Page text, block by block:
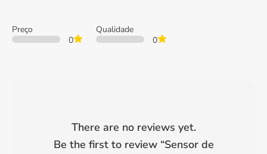
Preço
0
Qualidade
0
There are no reviews yet.
Be the first to review “Sensor de